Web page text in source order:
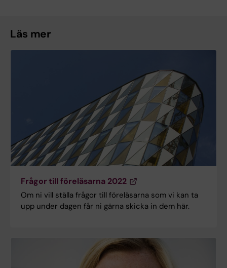
Läs mer
Frågor till föreläsarna 2022
Om ni vill ställa frågor till föreläsarna som vi kan ta
upp under dagen får ni gärna skicka in dem här.